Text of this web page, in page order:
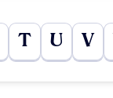
T U V